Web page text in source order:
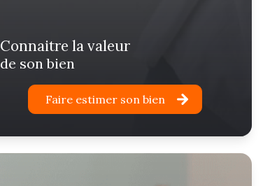
connaitre la valeur
de son bien
Faire estimer son bien